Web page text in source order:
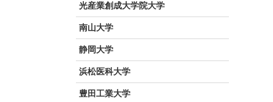
光産業創成大学院大学
南山大学
静岡大学
浜松医科大学
豊田工業大学